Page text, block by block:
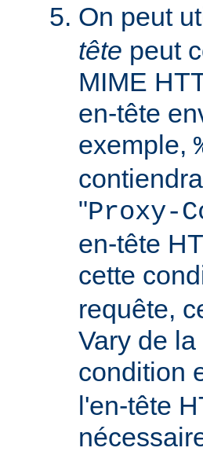
On peut
tête peut
MIME
en-tête
exemple,
"Proxy-
en-tête
cette
requête,
Vary de
condition
l'en-tête